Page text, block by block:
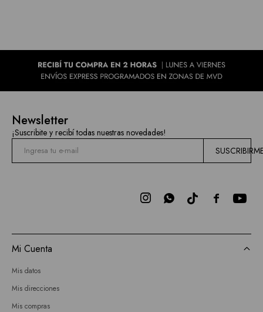
Newsletter
¡Suscribite y recibí todas nuestras novedades!

 
Mi Cuenta
Mis datos
Mis direcciones
Mis compras